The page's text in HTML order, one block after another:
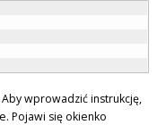
wprowadzić instrukcję,
Pojawi się okienko